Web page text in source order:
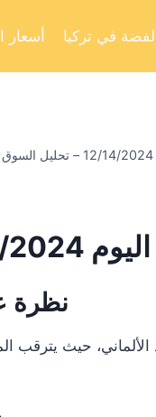
أسعار في تركيا
2024
نظرة
حيث يترقب